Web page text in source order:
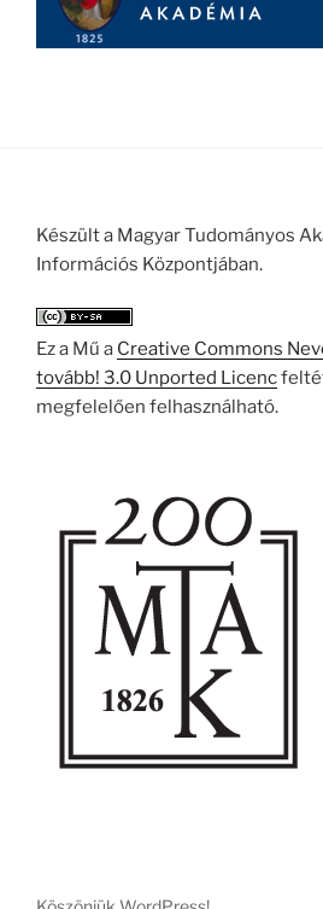
Készült a Magyar Tudományos
Információs Központjában.
Ez a Mű a Creative Commons
tovább! 3.0 Unported Licenc
megfelelően felhasználható.